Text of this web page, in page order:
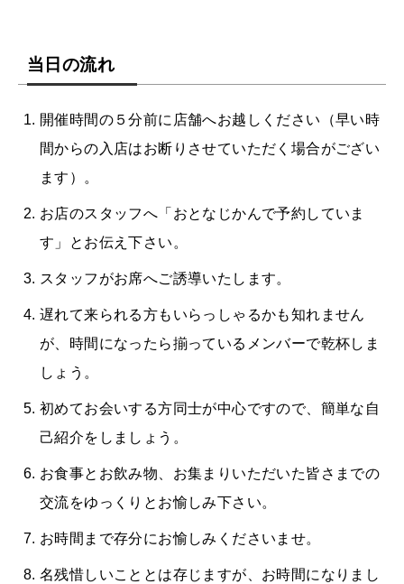
当日の流れ
開催時間の５分前に店舗へお越しください（早い時
間からの入店はお断りさせていただく場合がござい
ます）。
お店のスタッフへ「おとなじかんで予約していま
す」とお伝え下さい。
スタッフがお席へご誘導いたします。
遅れて来られる方もいらっしゃるかも知れません
が、時間になったら揃っているメンバーで乾杯しま
しょう。
初めてお会いする方同士が中心ですので、簡単な自
己紹介をしましょう。
お食事とお飲み物、お集まりいただいた皆さまでの
交流をゆっくりとお愉しみ下さい。
お時間まで存分にお愉しみくださいませ。
名残惜しいこととは存じますが、お時間になりまし